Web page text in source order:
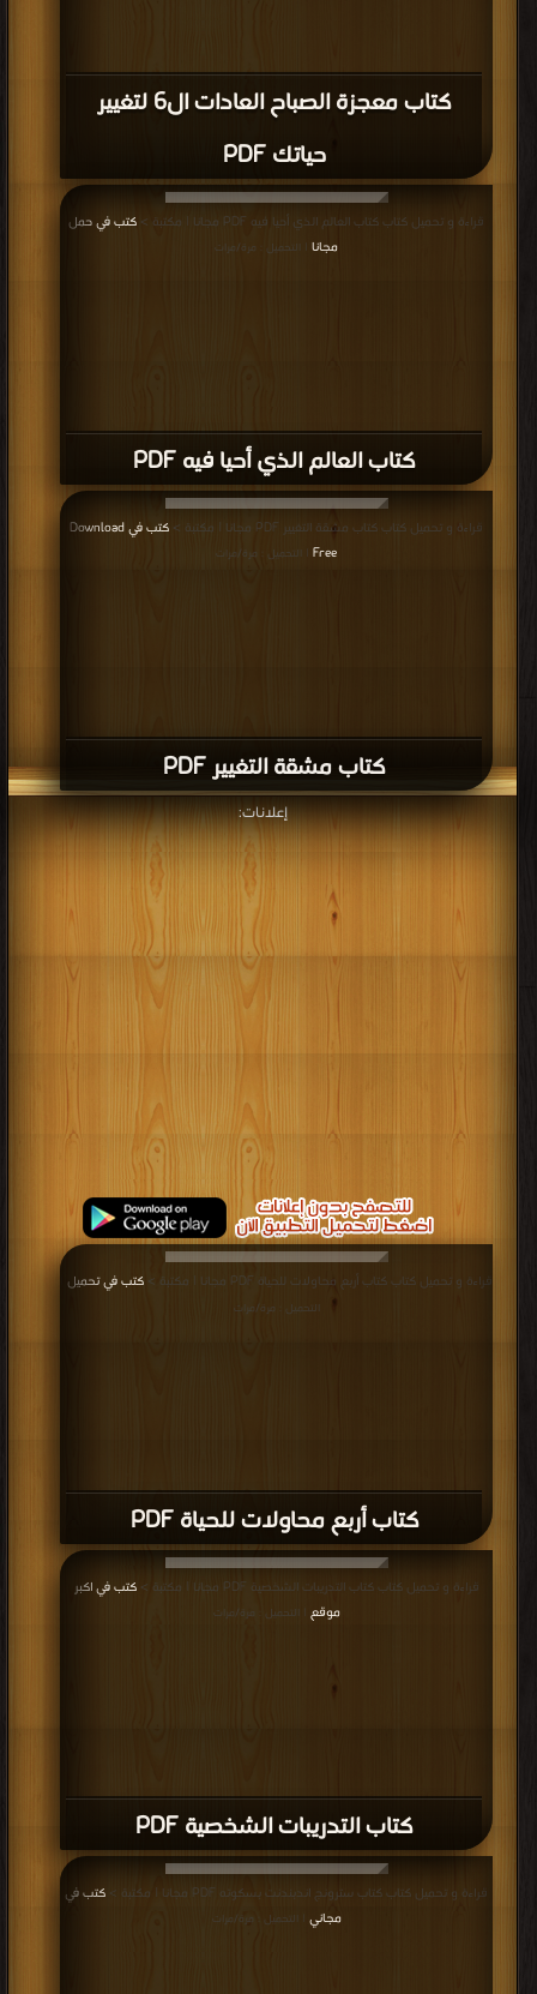
كتاب معجزة الصباح العادات ال6 لتغيير
حياتك PDF
كتاب العالم الذي أحيا فيه PDF
قراءة و تحميل كتاب كتاب العالم الذي أحيا فيه PDF مجانا | مكتبة >
كتب في حمل
مجانا | التحميل : مرة/مرات
كتاب مشقة التغيير PDF
قراءة و تحميل كتاب كتاب مشقة التغيير PDF مجانا | مكتبة >
كتب في Download
Free
| التحميل : مرة/مرات
إعلانات:
كتاب أربع محاولات للحياة PDF
قراءة و تحميل كتاب كتاب أربع محاولات للحياة PDF مجانا | مكتبة > كتب في تحميل
التحميل : مرة/مرات
كتاب التدريبات الشخصية PDF
قراءة و تحميل كتاب كتاب التدريبات الشخصية PDF مجانا | مكتبة >
كتب في اكبر
موقع
| التحميل : مرة/مرات
قراءة و تحميل كتاب كتاب سترونج اندبندنت بسكوته PDF مجانا | مكتبة >
كتب في
مجاني | التحميل : مرة/مرات